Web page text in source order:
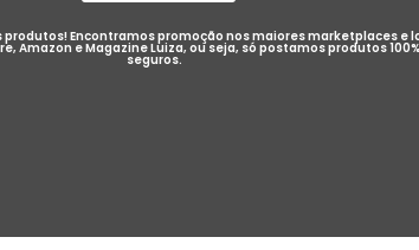
produtos! Encontramos promoção nos maiores marketplaces e
Amazon e Magazine Luiza, ou seja, só postamos produtos 100%
seguros.